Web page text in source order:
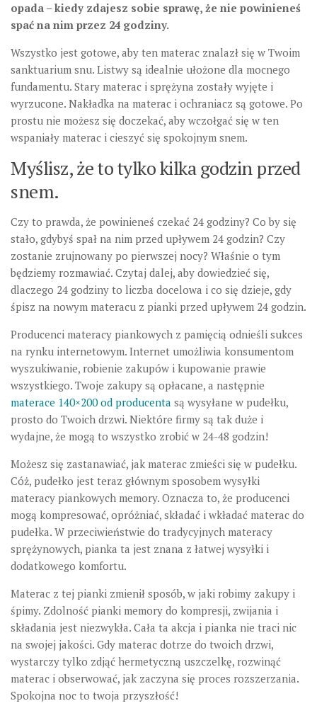
opada – kiedy zdajesz sobie sprawę, że nie powinieneś
spać na nim przez 24 godziny.
Wszystko jest gotowe, aby ten materac znalazł się w Twoim
sanktuarium snu. Listwy są idealnie ułożone dla mocnego
fundamentu. Stary materac i sprężyna zostały wyjęte i
wyrzucone. Nakładka na materac i ochraniacz są gotowe. Po
prostu nie możesz się doczekać, aby wczołgać się w ten
wspaniały materac i cieszyć się spokojnym snem.
Myślisz, że to tylko kilka godzin przed
snem.
Czy to prawda, że ​​powinieneś czekać 24 godziny? Co by się
stało, gdybyś spał na nim przed upływem 24 godzin? Czy
zostanie zrujnowany po pierwszej nocy? Właśnie o tym
będziemy rozmawiać. Czytaj dalej, aby dowiedzieć się,
dlaczego 24 godziny to liczba docelowa i co się dzieje, gdy
śpisz na nowym materacu z pianki przed upływem 24 godzin.
Producenci materacy piankowych z pamięcią odnieśli sukces
na rynku internetowym. Internet umożliwia konsumentom
wyszukiwanie, robienie zakupów i kupowanie prawie
wszystkiego. Twoje zakupy są opłacane, a następnie
materace 140×200 od producenta są wysyłane w pudełku,
prosto do Twoich drzwi. Niektóre firmy są tak duże i
wydajne, że mogą to wszystko zrobić w 24-48 godzin!
Możesz się zastanawiać, jak materac zmieści się w pudełku.
Cóż, pudełko jest teraz głównym sposobem wysyłki
materacy piankowych memory. Oznacza to, że producenci
mogą kompresować, opróżniać, składać i wkładać materac do
pudełka. W przeciwieństwie do tradycyjnych materacy
sprężynowych, pianka ta jest znana z łatwej wysyłki i
dodatkowego komfortu.
Materac z tej pianki zmienił sposób, w jaki robimy zakupy i
śpimy. Zdolność pianki memory do kompresji, zwijania i
składania jest niezwykła. Cała ta akcja i pianka nie traci nic
na swojej jakości. Gdy materac dotrze do twoich drzwi,
wystarczy tylko zdjąć hermetyczną uszczelkę, rozwinąć
materac i obserwować, jak zaczyna się proces rozszerzania.
Spokojna noc to twoja przyszłość!